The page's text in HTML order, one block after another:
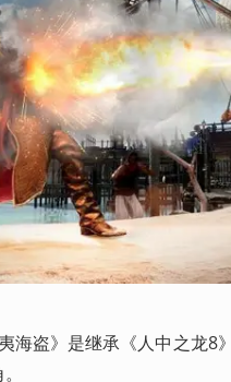
海盗》是继承《人中之龙